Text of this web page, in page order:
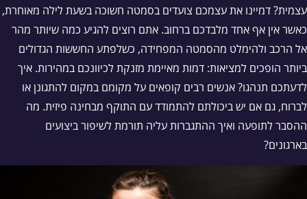
עצמית? דמיינו את עצמכם צועדים בסמטה חשוכה בשעת לילה מאוחרת,
כאשר אין אף אחד מלבדכם ברחוב. אתם רוצים להגיע כמה שיותר מהר
אל הרכב ולהימלט מהסמטה המפחידה, כשלפתע החששות הגדולים
ביותר הופכים למציאות: דמות מאיימת מזנקת לכיוונכם במהירות. איך
לדעתכם תנהגו? אנשים רבים קופאים על מקומם במקום להתגונן או
לברוח, גם אם יש ביכולתם להתמודד עם התוקף מבחינה פיזית. מה
ההסבר לתופעה ואיך ההתגברות עליה תורמת לשיפור ביצועים
בארגונים?